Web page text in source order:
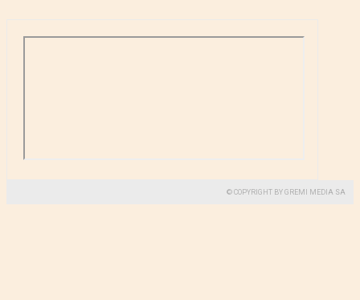
© COPYRIGHT BY GREMI MEDIA SA